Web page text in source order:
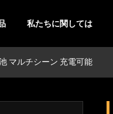
私たちに関しては
マルチシーン 充電可能